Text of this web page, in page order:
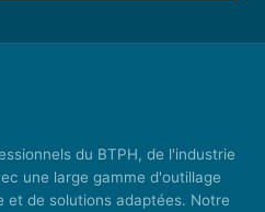
du BTPH, de l'industrie
une large gamme d'outillage
et de solutions adaptées. Notre